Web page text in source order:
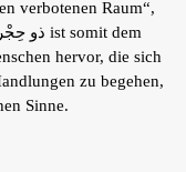
hervor, die sich
zu begehen,
Sinne.